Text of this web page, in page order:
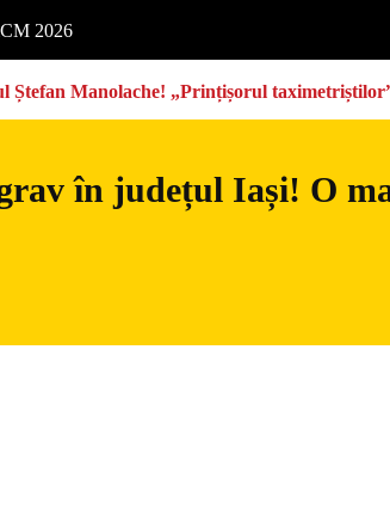
CM 2026
Ștefan Manolache! „Prințișorul
în județul Iași! O